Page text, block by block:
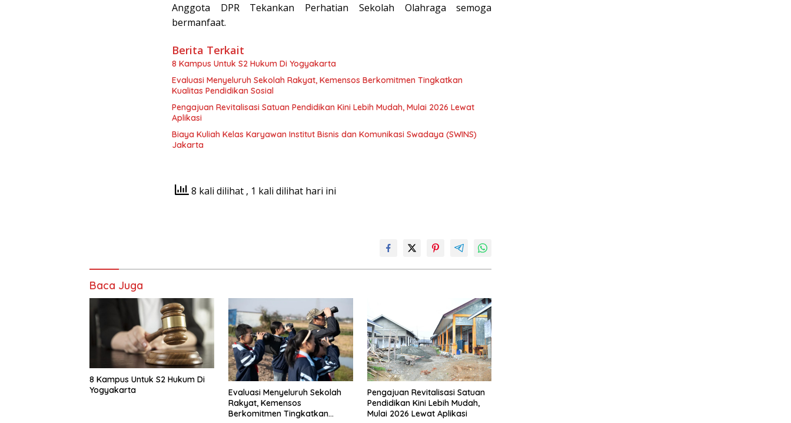
Anggota DPR Tekankan Perhatian Sekolah Olahraga semoga
bermanfaat.
Berita Terkait
8 Kampus Untuk S2 Hukum Di Yogyakarta
Evaluasi Menyeluruh Sekolah Rakyat, Kemensos Berkomitmen Tingkatkan
Kualitas Pendidikan Sosial
Pengajuan Revitalisasi Satuan Pendidikan Kini Lebih Mudah, Mulai 2026 Lewat
Aplikasi
Biaya Kuliah Kelas Karyawan Institut Bisnis dan Komunikasi Swadaya (SWINS)
Jakarta
8 kali dilihat , 1 kali dilihat hari ini
Baca Juga
8 Kampus Untuk S2 Hukum Di
Yogyakarta
Evaluasi Menyeluruh Sekolah
Rakyat, Kemensos
Berkomitmen Tingkatkan
Pengajuan Revitalisasi Satuan
Pendidikan Kini Lebih Mudah,
Mulai 2026 Lewat Aplikasi